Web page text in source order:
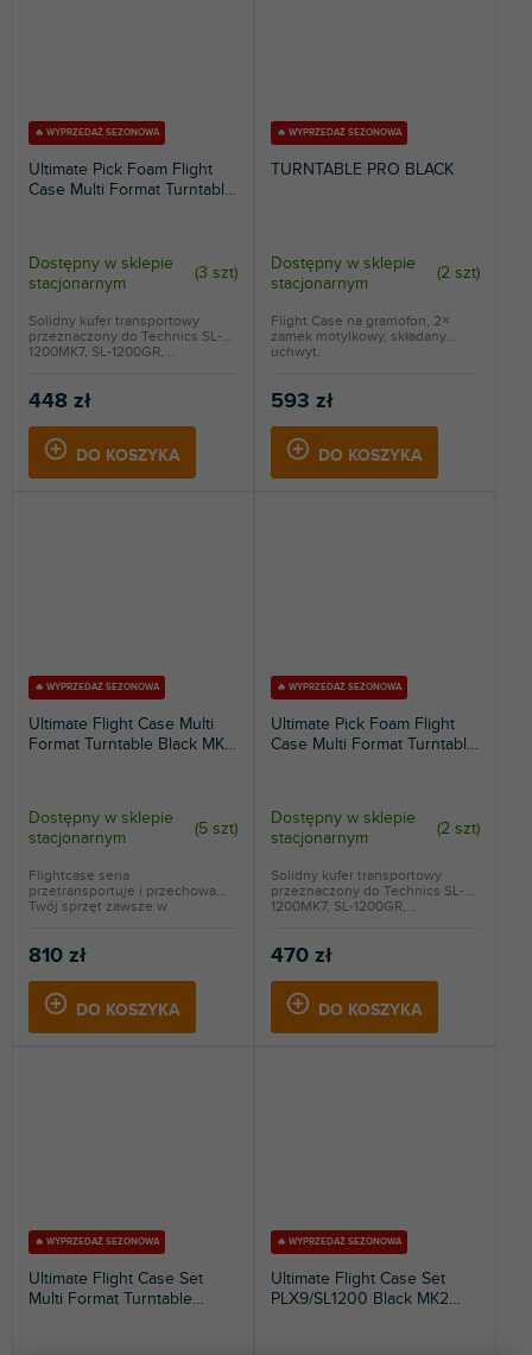
🔥 WYPRZEDAŻ SEZONOWA
Ultimate Pick Foam Flight
Case Multi Format Turntable
Dostępny w sklepie
stacjonarnym
(3 szt)
448 zł
DO KOSZYKA
Solidny kufer transportowy
przeznaczony do Technics SL-
1200MK7, SL-1200GR,...
🔥 WYPRZEDAŻ SEZONOWA
TURNTABLE PRO BLACK
Dostępny w sklepie
stacjonarnym
(2 szt)
593 zł
DO KOSZYKA
Flight Case na gramofon, 2×
zamek motylkowy, składany
uchwyt.
🔥 WYPRZEDAŻ SEZONOWA
Ultimate Flight Case Multi
Format Turntable Black MK2
Dostępny w sklepie
stacjonarnym
(5 szt)
810 zł
DO KOSZYKA
Flightcase seria
przetransportuje i przechowa
Twój sprzęt zawsze w
🔥 WYPRZEDAŻ SEZONOWA
Ultimate Pick Foam Flight
Case Multi Format Turntable
Dostępny w sklepie
stacjonarnym
(2 szt)
470 zł
DO KOSZYKA
Solidny kufer transportowy
przeznaczony do Technics SL-
1200MK7, SL-1200GR,...
🔥 WYPRZEDAŻ SEZONOWA
Ultimate Flight Case Set
Multi Format Turntable
🔥 WYPRZEDAŻ SEZONOWA
Ultimate Flight Case Set
PLX9/SL1200 Black MK2